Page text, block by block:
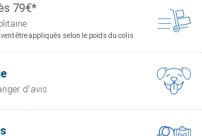
79€*
être appliqués selon le poids du colis
d'avis